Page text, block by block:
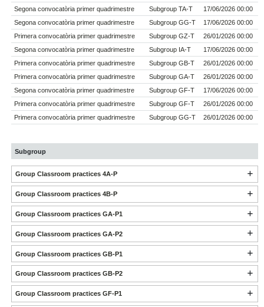
Segona convocatòria primer quadrimestre
Subgroup TA-T
17/06/2026 00:00
Segona convocatòria primer quadrimestre
Subgroup GG-T
17/06/2026 00:00
Primera convocatòria primer quadrimestre
Subgroup GZ-T
26/01/2026 00:00
Segona convocatòria primer quadrimestre
Subgroup IA-T
17/06/2026 00:00
Primera convocatòria primer quadrimestre
Subgroup GB-T
26/01/2026 00:00
Primera convocatòria primer quadrimestre
Subgroup GA-T
26/01/2026 00:00
Segona convocatòria primer quadrimestre
Subgroup GF-T
17/06/2026 00:00
Primera convocatòria primer quadrimestre
Subgroup GF-T
26/01/2026 00:00
Primera convocatòria primer quadrimestre
Subgroup GG-T 26/01/2026 00:00
Subgroup
Group Classroom practices 4A-P
Group Classroom practices 4B-P
Group Classroom practices GA-P1
Group Classroom practices GA-P2
Group Classroom practices GB-P1
Group Classroom practices GB-P2
Group Classroom practices GF-P1